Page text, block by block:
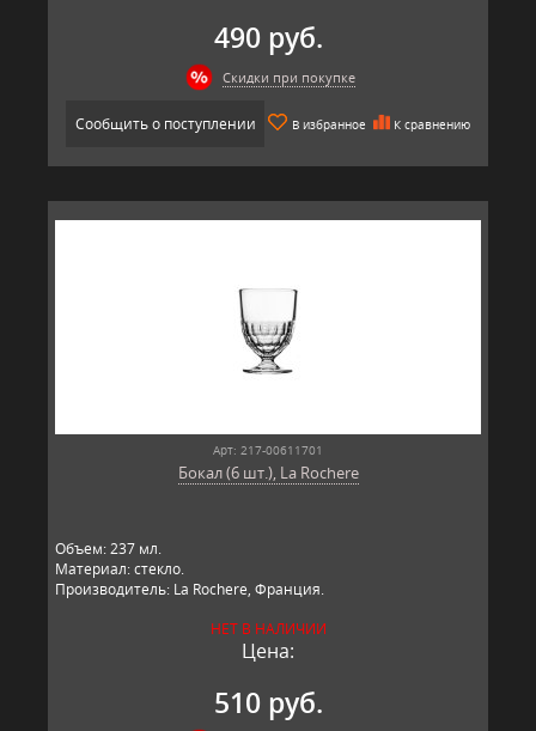
490 руб.
Скидки при покупке
Сообщить о поступлении В избранное К сравнению
Арт: 217-00611701
Бокал (6 шт.), La Rochere
Объем: 237 мл.
Материал: стекло.
Производитель: La Rochere, Франция.
НЕТ В НАЛИЧИИ
Цена:
510 руб.